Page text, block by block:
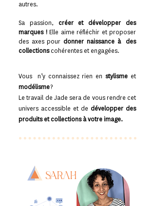
autres.
Sa passion, créer et développer des
marques ! Elle aime réfléchir et proposer
des axes pour donner naissance à des
collectionscohérentes et engagées.
Vous n’y connaissez rien enstylisme et
modélisme?
Le travail de Jade sera de vous rendre cet
univers accessible et de développer des
produits et collections à votre image.
SARaH